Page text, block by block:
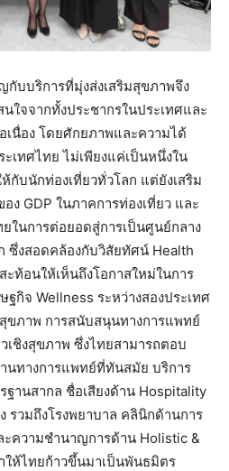
กับบริการที่มุ่งส่งเสริมสุขภาพจึง
ใจจากทั้งประชากรในประเทศและ
เนื่อง โดยศักยภาพและความได้
เทศไทย ไม่เพียงแค่เป็นหนึ่งใน
กับนักท่องเที่ยวทั่วโลก แต่ยังเสริม
ง GDP ในภาคการท่องเที่ยว และ
ในการต่อยอดสู่การเป็นศูนย์กลาง
ซึ่งสอดคล้องกับวิสัยทัศน์ Health
ท้อนให้เห็นถึงโอกาสใหม่ในการ
กิจ Wellness ระหว่างสองประเทศ
ขภาพ การสนับสนุนทางการแพทย์
เชิงสุขภาพ ซึ่งไทยสามารถตอบ
นทางการแพทย์ที่ทันสมัย บริการ
านสากล ชื่อเสียงด้าน Hospitality
รวมถึงโรงพยาบาล คลินิกด้านการ
ความชำนาญการด้าน Holistic &
ให้ไทยก้าวขึ้นมาเป็นพันธมิตร